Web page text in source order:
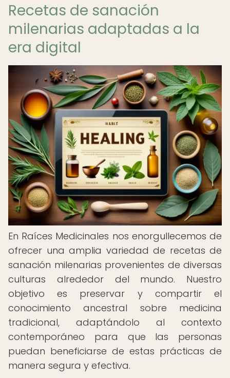
Recetas de sanación
milenarias adaptadas a la
era digital
En Raíces Medicinales nos enorgullecemos de
ofrecer una amplia variedad de recetas de
sanación milenarias provenientes de diversas
culturas alrededor del mundo. Nuestro
objetivo es preservar y compartir el
conocimiento ancestral sobre medicina
tradicional, adaptándolo al contexto
contemporáneo para que las personas
puedan beneficiarse de estas prácticas de
manera segura y efectiva.